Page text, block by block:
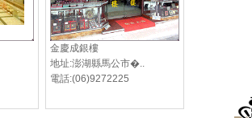
金慶成銀樓
地址:澎湖縣馬公市�..
電話:(06)9272225